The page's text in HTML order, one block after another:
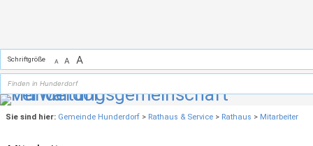
Schriftgröße A A A
Sie sind hier: Gemeinde Hunderdorf > Rathaus & Service > Rathaus > Mitarbeiter